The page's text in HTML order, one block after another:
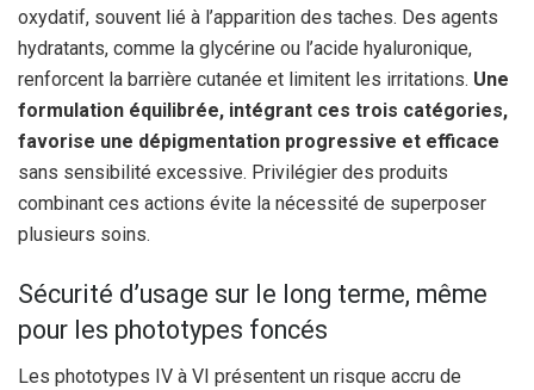
oxydatif, souvent lié à l’apparition des taches. Des agents
hydratants, comme la glycérine ou l’acide hyaluronique,
renforcent la barrière cutanée et limitent les irritations. Une
formulation équilibrée, intégrant ces trois catégories,
favorise une dépigmentation progressive et efficace
sans sensibilité excessive. Privilégier des produits
combinant ces actions évite la nécessité de superposer
plusieurs soins.
Sécurité d’usage sur le long terme, même
pour les phototypes foncés
Les phototypes IV à VI présentent un risque accru de